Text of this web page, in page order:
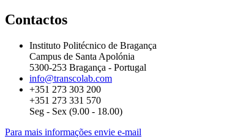
Contactos
Instituto Politécnico de Bragança
Campus de Santa Apolónia
5300-253 Bragança - Portugal
info@transcolab.com
+351 273 303 200
+351 273 331 570
Seg - Sex (9.00 - 18.00)
Para mais informações envie e-mail